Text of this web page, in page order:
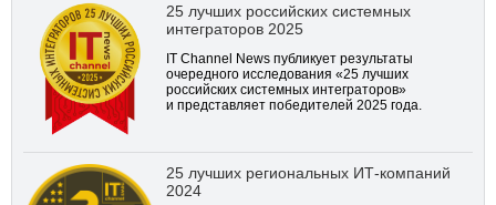
25 лучших российских системных
интеграторов 2025
IT Channel News публикует результаты
очередного исследования «25 лучших
российских системных интеграторов»
и представляет победителей 2025 года.
25 лучших региональных ИТ-компаний
2024